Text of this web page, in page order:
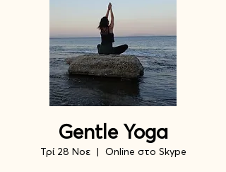
Gentle Yoga
Τρί 28 Νοε
  |
Online στο Skype